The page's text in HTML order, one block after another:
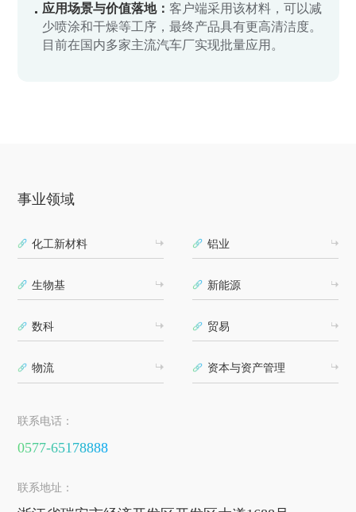
应用场景与价值落地：客户端采用该材料，可以减
少喷涂和干燥等工序，最终产品具有更高清洁度。
目前在国内多家主流汽车厂实现批量应用。
事业领域
化工新材料 铝业
生物基 新能源
数科 贸易
物流 资本与资产管理
联系电话：
0577-65178888
联系地址：